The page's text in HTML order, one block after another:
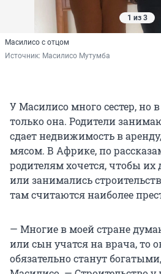
1 из 3
Масилисо с отцом
Источник: Масилисо Мутумба
У Масилисо много сестер, но
только она. Родители
сдает недвижимость в
мясом. В Африке, по
родителям хочется, чтобы
или занимались
там считаются наиболее
— Многие в моей стране
или сын учатся на врача, то
обязательно станут